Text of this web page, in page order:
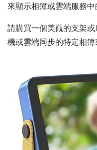
來顯示相簿或雲端服務中
請購買一個美觀的支架
機或雲端同步的特定相簿